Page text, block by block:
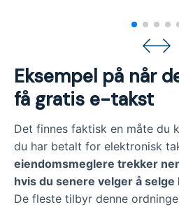
Eksempel på når
få gratis e-takst
Det finnes faktisk en måte du
du har betalt for elektronisk
eiendomsmeglere trekker
hvis du senere velger å
De fleste tilbyr denne